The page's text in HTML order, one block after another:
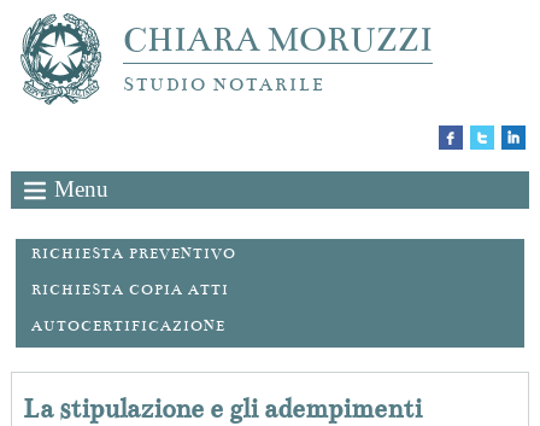
CHIARA MORUZZI
STUDIO NOTARILE
Menu
RICHIESTA PREVENTIVO
RICHIESTA COPIA ATTI
AUTOCERTIFICAZIONE
La stipulazione e gli adempimenti